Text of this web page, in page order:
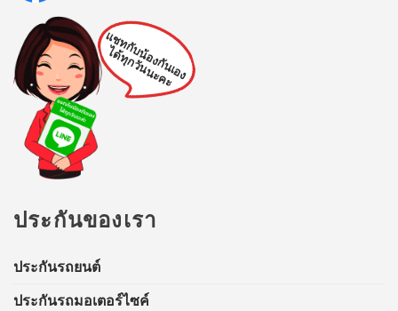
แชทกับน้องกันเอง
ได้ทุกวันนะคะ
ประกันของเรา
ประกันรถยนต์
ประกันรถมอเตอร์ไซค์